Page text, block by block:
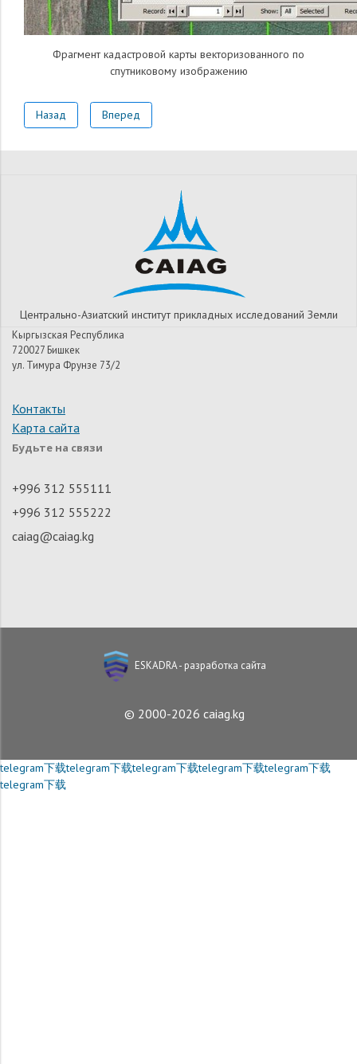
Фрагмент кадастровой карты векторизованного по
спутниковому изображению
Назад Вперед
Центрально-Азиатский институт прикладных исследований Земли
Кыргызская Республика
720027 Бишкек
ул. Тимура Фрунзе 73/2
Контакты
Карта сайта
Будьте на связи
+996 312 555111
+996 312 555222
caiag@caiag.kg
ESKADRA - разработка сайта
© 2000-2026 caiag.kg
telegram下载telegram下载telegram下载telegram下载telegram下载
telegram下载